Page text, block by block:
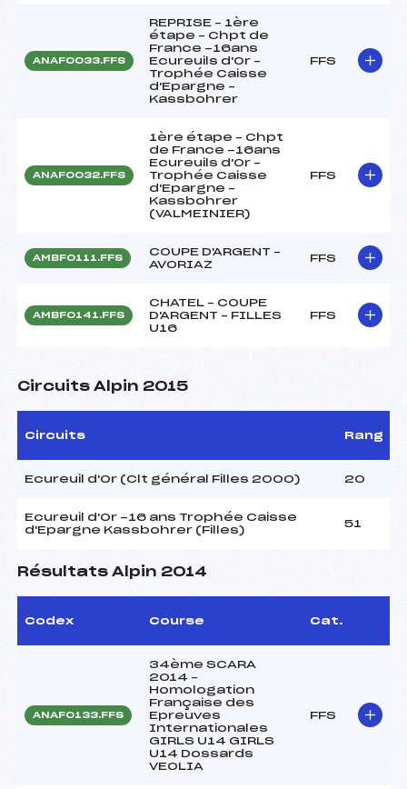
ANAF0033.FFS
REPRISE – 1ère
étape – Chpt de
France -16ans
Ecureuils d'Or –
Trophée Caisse
d'Epargne –
Kassbohrer
FFS
ANAF0032.FFS
1ère étape – Chpt
de France -16ans
Ecureuils d'Or –
Trophée Caisse
d'Epargne –
Kassbohrer
(VALMEINIER)
FFS
AMBF0111.FFS
COUPE D'ARGENT –
AVORIAZ
FFS
AMBF0141.FFS
CHATEL – COUPE
D'ARGENT – FILLES
U16
FFS
Circuits Alpin 2015
Circuits Rang
Ecureuil d'Or (Clt général Filles 2000) 20
Ecureuil d'Or -16 ans Trophée Caisse
d'Epargne Kassbohrer (Filles)
51
Résultats Alpin 2014
Codex Course Cat.
ANAF0133.FFS
34ème SCARA
2014 –
Homologation
Française des
Epreuves
Internationales
GIRLS U14 GIRLS
U14 Dossards
VEOLIA
FFS